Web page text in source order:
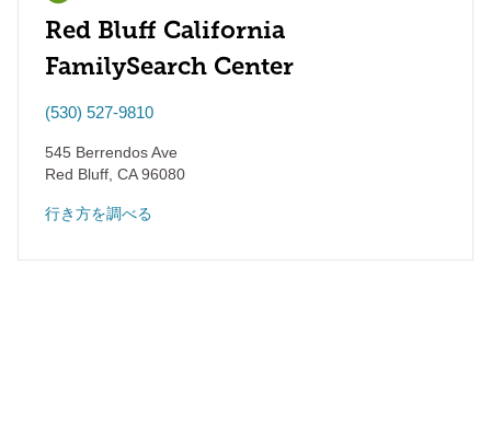
Red Bluff California
FamilySearch Center
(530) 527-9810
545 Berrendos Ave
Red Bluff CA96080
行き方を調べる